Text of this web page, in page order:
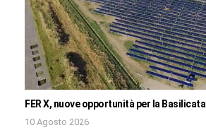
FER X, nuove opportunità per la Basilicata
10 Agosto 2026